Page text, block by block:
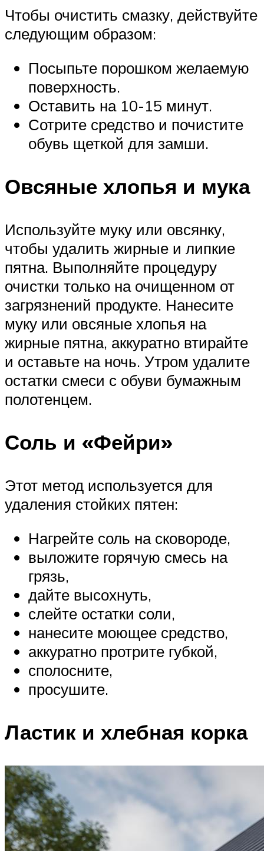
Чтобы очистить смазку, действуйте
следующим образом:
Посыпьте порошком желаемую
поверхность.
Оставить на 10-15 минут.
Сотрите средство и почистите
обувь щеткой для замши.
Овсяные хлопья и мука
Используйте муку или овсянку,
чтобы удалить жирные и липкие
пятна. Выполняйте процедуру
очистки только на очищенном от
загрязнений продукте. Нанесите
муку или овсяные хлопья на
жирные пятна, аккуратно втирайте
и оставьте на ночь. Утром удалите
остатки смеси с обуви бумажным
полотенцем.
Соль и «Фейри»
Этот метод используется для
удаления стойких пятен:
Нагрейте соль на сковороде,
выложите горячую смесь на
грязь,
дайте высохнуть,
слейте остатки соли,
нанесите моющее средство,
аккуратно протрите губкой,
сполосните,
просушите.
Ластик и хлебная корка